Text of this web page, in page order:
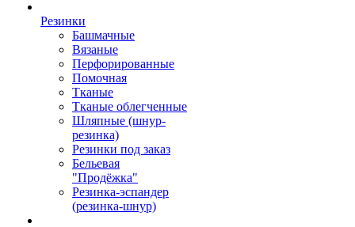
Резинки
Башмачные
Вязаные
Перфорированные
Помочная
Тканые
Тканые облегченные
Шляпные (шнур-
резинка)
Резинки под заказ
Бельевая
"Продёжка"
Резинка-эспандер
(резинка-шнур)